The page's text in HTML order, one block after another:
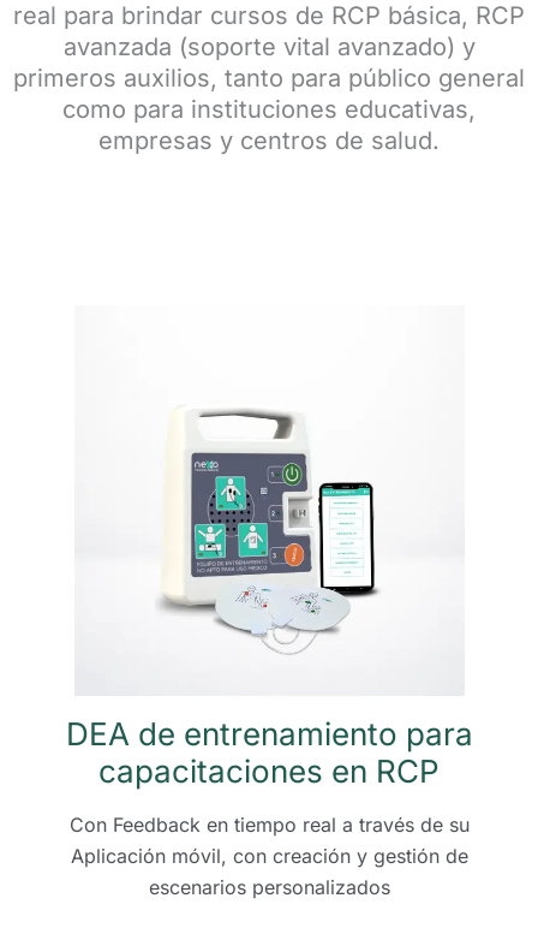
real para brindar cursos de RCP básica, RCP
avanzada (soporte vital avanzado) y
primeros auxilios, tanto para público general
como para instituciones educativas,
empresas y centros de salud.
DEA de entrenamiento para
capacitaciones en RCP
Con Feedback en tiempo real a través de su
Aplicación móvil, con creación y gestión de
escenarios personalizados